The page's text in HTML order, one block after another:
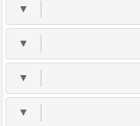
▼
▼
▼
▼